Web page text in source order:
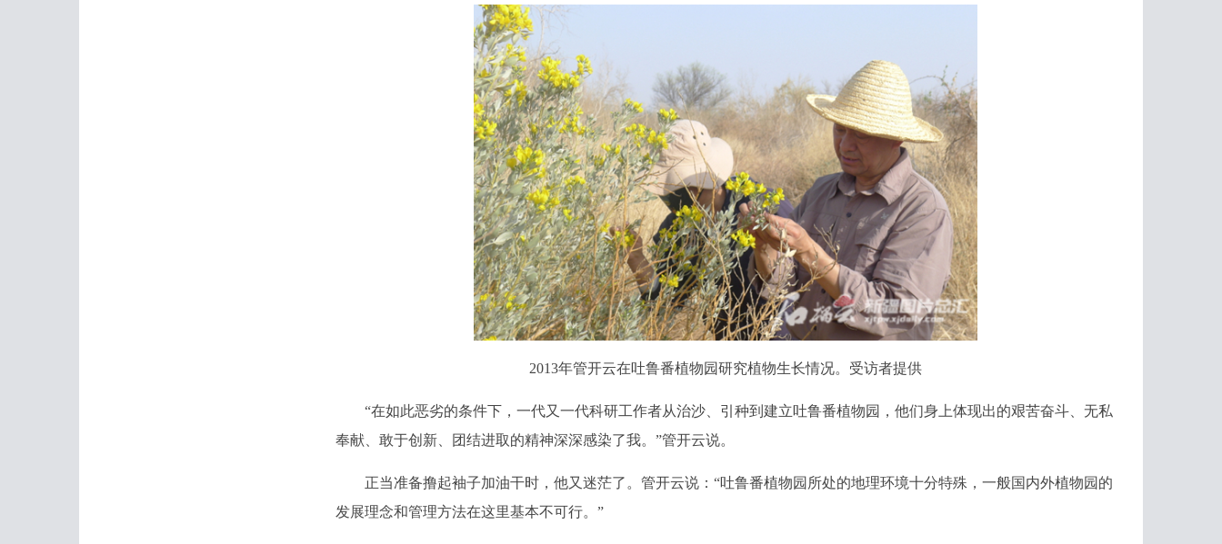
2013年管开云在吐鲁番植物园研究植物生长情况。受访者提供
“在如此恶劣的条件下，一代又一代科研工作者从治沙、引种到建立吐鲁番植物园，他们身上体现出的艰苦奋斗、无私
奉献、敢于创新、团结进取的精神深深感染了我。”管开云说。
正当准备撸起袖子加油干时，他又迷茫了。管开云说：“吐鲁番植物园所处的地理环境十分特殊，一般国内外植物园的
发展理念和管理方法在这里基本不可行。”